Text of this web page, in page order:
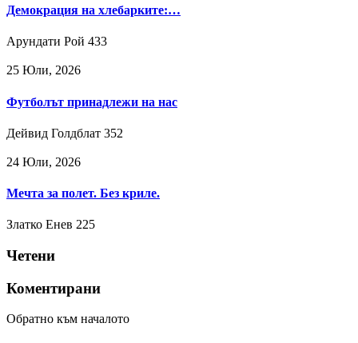
Демокрация на хлебарките:…
Арундати Рой 433
25 Юли, 2026
Футболът принадлежи на нас
Дейвид Голдблат 352
24 Юли, 2026
Мечта за полет. Без криле.
Златко Енев 225
Четени
Коментирани
Обратно към началото